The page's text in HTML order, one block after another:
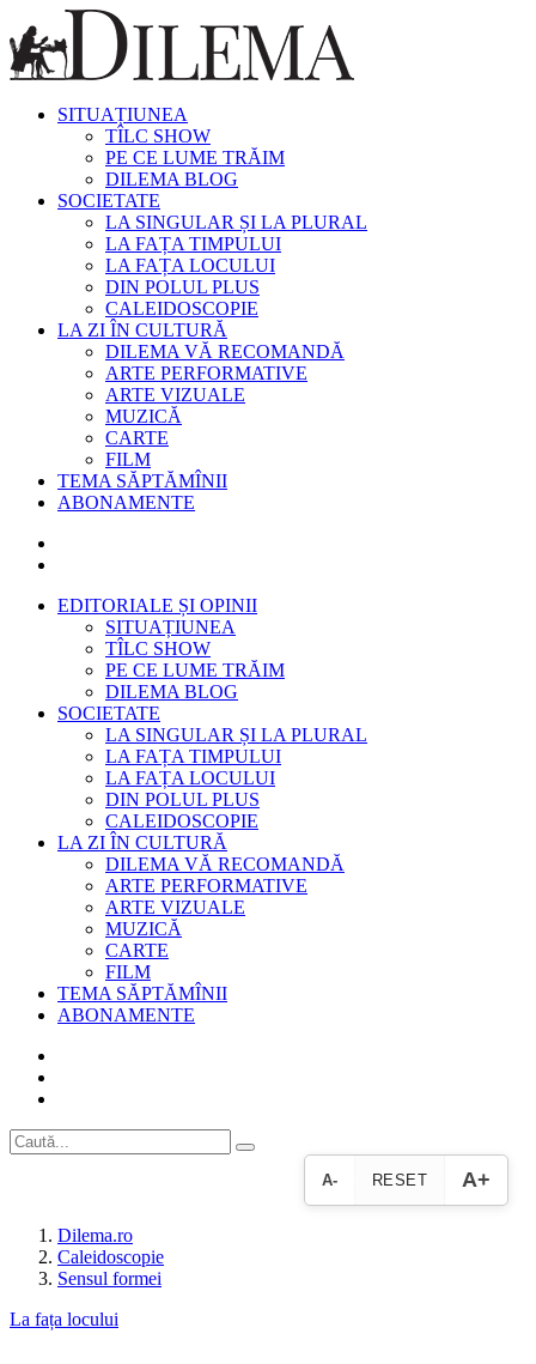
SITUAȚIUNEA
TÎLC SHOW
PE CE LUME TRĂIM
DILEMA BLOG
SOCIETATE
LA SINGULAR ȘI LA PLURAL
LA FAȚA TIMPULUI
LA FAȚA LOCULUI
DIN POLUL PLUS
CALEIDOSCOPIE
LA ZI ÎN CULTURĂ
DILEMA VĂ RECOMANDĂ
ARTE PERFORMATIVE
ARTE VIZUALE
MUZICĂ
CARTE
FILM
TEMA SĂPTĂMÎNII
ABONAMENTE
EDITORIALE ȘI OPINII
SITUAȚIUNEA
TÎLC SHOW
PE CE LUME TRĂIM
DILEMA BLOG
SOCIETATE
LA SINGULAR ȘI LA PLURAL
LA FAȚA TIMPULUI
LA FAȚA LOCULUI
DIN POLUL PLUS
CALEIDOSCOPIE
LA ZI ÎN CULTURĂ
DILEMA VĂ RECOMANDĂ
ARTE PERFORMATIVE
ARTE VIZUALE
MUZICĂ
CARTE
FILM
TEMA SĂPTĂMÎNII
ABONAMENTE
A- RESET A+
Dilema.ro
Caleidoscopie
Sensul formei
La fața locului